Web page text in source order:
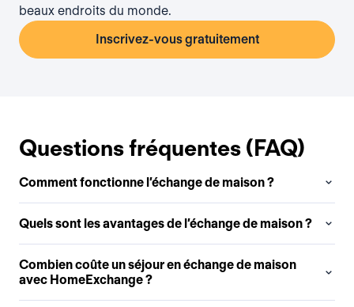
beaux endroits du monde.
Inscrivez-vous gratuitement
Questions fréquentes (FAQ)
Comment fonctionne l’échange de maison ?
Quels sont les avantages de l’échange de maison ?
Combien coûte un séjour en échange de maison
avec HomeExchange ?